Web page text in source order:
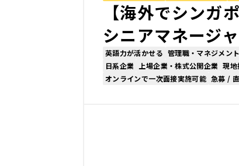
【海外でシンガ
シニアマネージ
英語力が活かせる 管理職・マネジメン
日系企業
上場企業・株式公開企業 現
オンラインで一次面接実施可能 急募 /